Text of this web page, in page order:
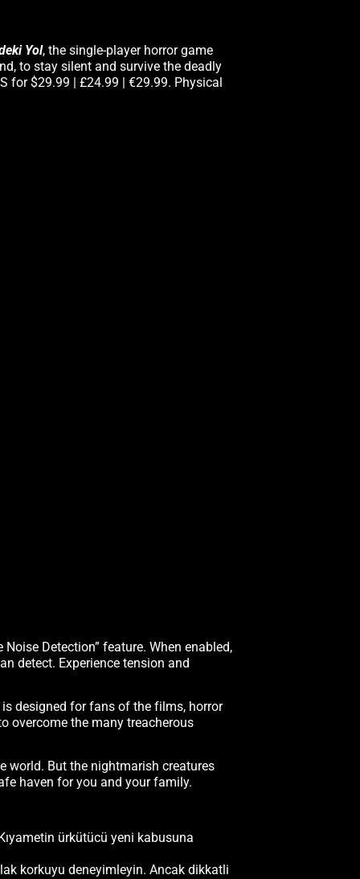
Yol, the single-player horror game
to stay silent and survive the deadly
for $29.99 | £24.99 | €29.99. Physical
Detection” feature. When enabled,
detect. Experience tension and
is designed for fans of the films, horror
overcome the many treacherous
world. But the nightmarish creatures
haven for you and your family.
ürkütücü yeni kabusuna
korkuyu deneyimleyin. Ancak dikkatli